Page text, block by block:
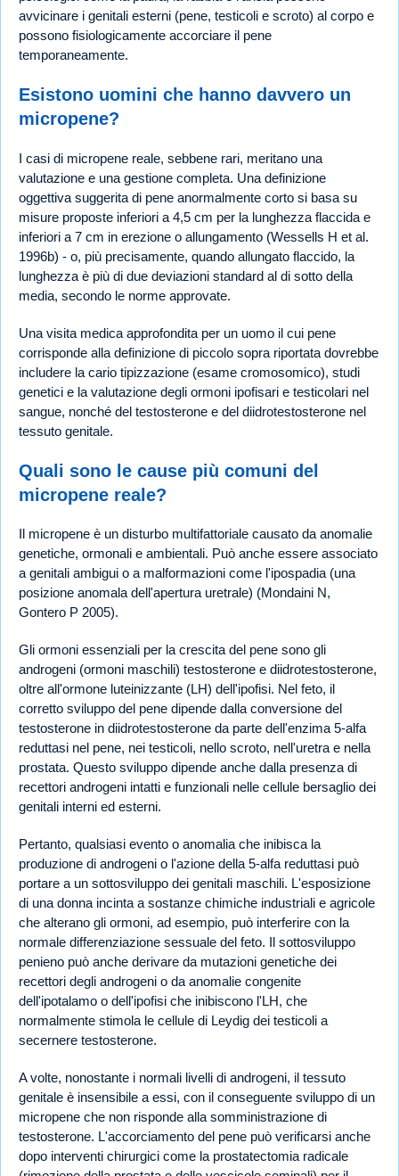
avvicinare i genitali esterni (pene, testicoli e scroto) al corpo e
possono fisiologicamente accorciare il pene
temporaneamente.
Esistono uomini che hanno davvero un
micropene?
I casi di micropene reale, sebbene rari, meritano una
valutazione e una gestione completa. Una definizione
oggettiva suggerita di pene anormalmente corto si basa su
misure proposte inferiori a 4,5 cm per la lunghezza flaccida e
inferiori a 7 cm in erezione o allungamento (Wessells H et al.
1996b) - o, più precisamente, quando allungato flaccido, la
lunghezza è più di due deviazioni standard al di sotto della
media, secondo le norme approvate.
Una visita medica approfondita per un uomo il cui pene
corrisponde alla definizione di piccolo sopra riportata dovrebbe
includere la cario tipizzazione (esame cromosomico), studi
genetici e la valutazione degli ormoni ipofisari e testicolari nel
sangue, nonché del testosterone e del diidrotestosterone nel
tessuto genitale.
Quali sono le cause più comuni del
micropene reale?
Il micropene è un disturbo multifattoriale causato da anomalie
genetiche, ormonali e ambientali. Può anche essere associato
a genitali ambigui o a malformazioni come l'ipospadia (una
posizione anomala dell'apertura uretrale) (Mondaini N,
Gontero P 2005).
Gli ormoni essenziali per la crescita del pene sono gli
androgeni (ormoni maschili) testosterone e diidrotestosterone,
oltre all'ormone luteinizzante (LH) dell'ipofisi. Nel feto, il
corretto sviluppo del pene dipende dalla conversione del
testosterone in diidrotestosterone da parte dell'enzima 5-alfa
reduttasi nel pene, nei testicoli, nello scroto, nell'uretra e nella
prostata. Questo sviluppo dipende anche dalla presenza di
recettori androgeni intatti e funzionali nelle cellule bersaglio dei
genitali interni ed esterni.
Pertanto, qualsiasi evento o anomalia che inibisca la
produzione di androgeni o l'azione della 5-alfa reduttasi può
portare a un sottosviluppo dei genitali maschili. L'esposizione
di una donna incinta a sostanze chimiche industriali e agricole
che alterano gli ormoni, ad esempio, può interferire con la
normale differenziazione sessuale del feto. Il sottosviluppo
penieno può anche derivare da mutazioni genetiche dei
recettori degli androgeni o da anomalie congenite
dell'ipotalamo o dell'ipofisi che inibiscono l'LH, che
normalmente stimola le cellule di Leydig dei testicoli a
secernere testosterone.
A volte, nonostante i normali livelli di androgeni, il tessuto
genitale è insensibile a essi, con il conseguente sviluppo di un
micropene che non risponde alla somministrazione di
testosterone. L'accorciamento del pene può verificarsi anche
dopo interventi chirurgici come la prostatectomia radicale